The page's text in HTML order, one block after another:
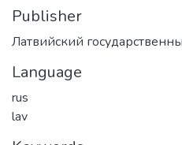
Publisher
Латвийский
Language
rus
lav